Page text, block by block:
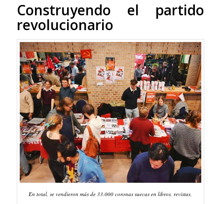
Construyendo el partido
revolucionario
En total, se vendieron más de 33.000 coronas suecas en libros, revistas,